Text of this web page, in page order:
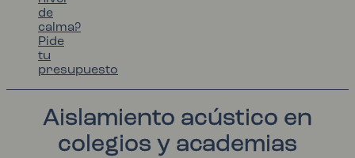
de
calma?
Pide
tu
presupuesto
Aislamiento acústico en
colegios y academias